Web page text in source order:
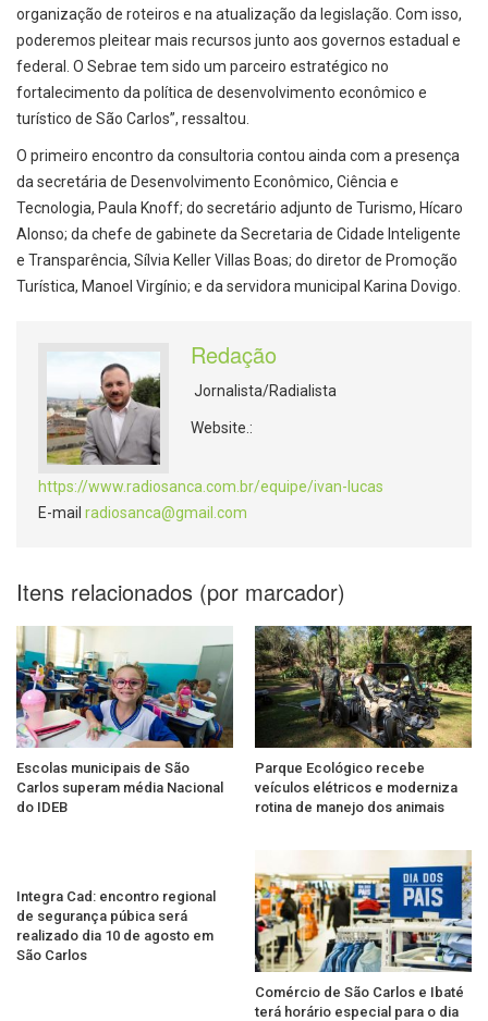
organização de roteiros e na atualização da legislação. Com isso,
poderemos pleitear mais recursos junto aos governos estadual e
federal. O Sebrae tem sido um parceiro estratégico no
fortalecimento da política de desenvolvimento econômico e
turístico de São Carlos”, ressaltou.
O primeiro encontro da consultoria contou ainda com a presença
da secretária de Desenvolvimento Econômico, Ciência e
Tecnologia, Paula Knoff; do secretário adjunto de Turismo, Hícaro
Alonso; da chefe de gabinete da Secretaria de Cidade Inteligente
e Transparência, Sílvia Keller Villas Boas; do diretor de Promoção
Turística, Manoel Virgínio; e da servidora municipal Karina Dovigo.
Redação
Jornalista/Radialista
Website.:
https://www.radiosanca.com.br/equipe/ivan-lucas
E-mail radiosanca@gmail.com
Itens relacionados (por marcador)
Escolas municipais de São
Carlos superam média Nacional
do IDEB
Parque Ecológico recebe
veículos elétricos e moderniza
rotina de manejo dos animais
Integra Cad: encontro regional
de segurança púbica será
realizado dia 10 de agosto em
São Carlos
Comércio de São Carlos e Ibaté
terá horário especial para o dia